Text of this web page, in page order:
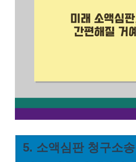
5. 소액심판 청구소